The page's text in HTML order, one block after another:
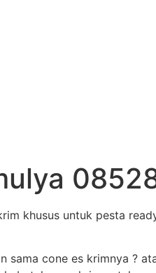
khusus untuk pesta
sama cone es krimnya ?